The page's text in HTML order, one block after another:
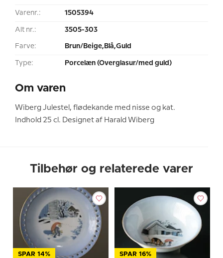
Varenr.: 1505394
Alt nr.: 3505-303
Farve: Brun/Beige,Blå,Guld
Type: Porcelæn (Overglasur/med guld)
Om varen
Wiberg Julestel, flødekande med nisse og kat.
Indhold 25 cl. Designet af Harald Wiberg
Tilbehør og relaterede varer
SPAR 14% SPAR 16%